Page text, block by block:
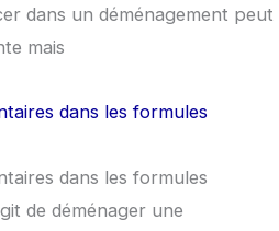
dans un déménagement peut
mais
dans les formules
dans les formules
de déménager une